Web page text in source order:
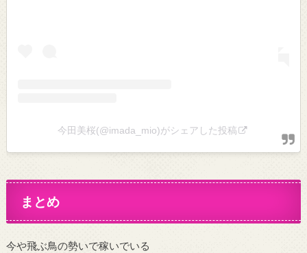
今田美桜(@imada_mio)がシェアした投稿
まとめ
今や飛ぶ鳥の勢いで稼いでいる